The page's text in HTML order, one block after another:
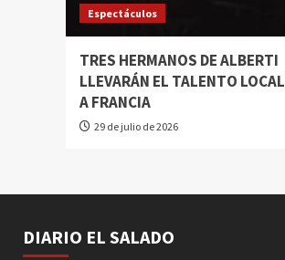
Espectáculos
TRES HERMANOS DE ALBERTI
LLEVARÁN EL TALENTO LOCAL
A FRANCIA
29 de julio de 2026
DIARIO EL SALADO